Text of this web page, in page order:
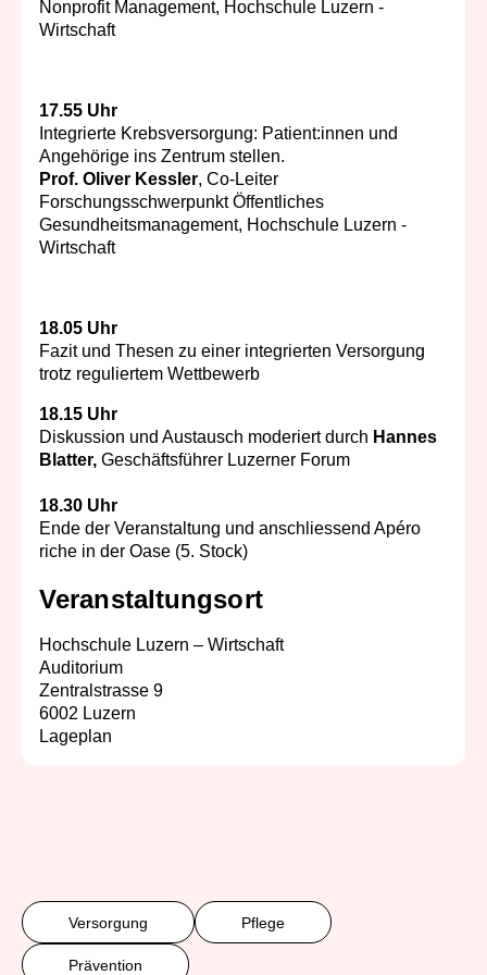
Nonprofit Management, Hochschule Luzern -
Wirtschaft
17.55 Uhr
Integrierte Krebsversorgung: Patient:innen und
Angehörige ins Zentrum stellen.
Prof. Oliver Kessler, Co-Leiter
Forschungsschwerpunkt Öffentliches
Gesundheitsmanagement, Hochschule Luzern -
Wirtschaft
18.05 Uhr
Fazit und Thesen zu einer integrierten Versorgung
trotz reguliertem Wettbewerb
18.15 Uhr
Diskussion und Austausch moderiert durch Hannes
Blatter, Geschäftsführer Luzerner Forum
18.30 Uhr
Ende der Veranstaltung und anschliessend Apéro
riche in der Oase (5. Stock)
Veranstaltungsort
Hochschule Luzern – Wirtschaft
Auditorium
Zentralstrasse 9
6002 Luzern
Lageplan
Versorgung Pflege
Prävention